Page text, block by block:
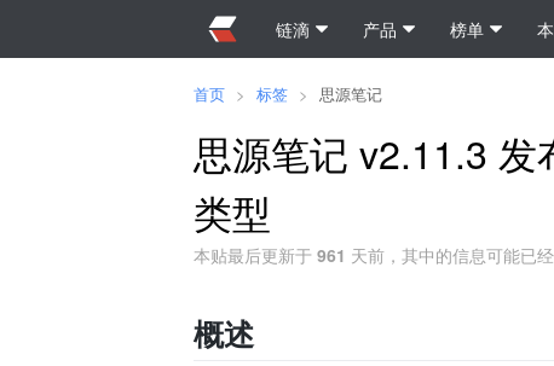
链滴 产品 榜单
首页 > 标签 > 思源笔记
思源笔记 v2.11.3
类型
本贴最后更新于 961 天前，其中的信息可能已
概述